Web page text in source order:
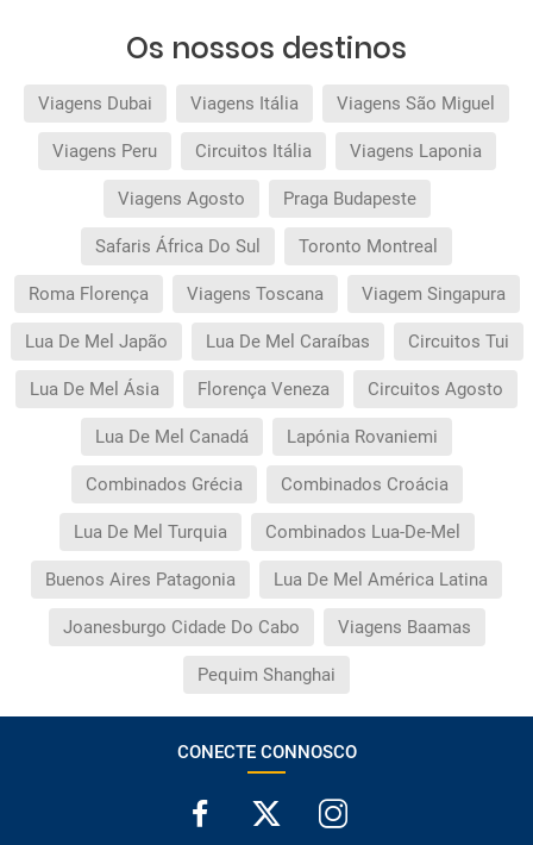
Os nossos destinos
Viagens Dubai Viagens Itália Viagens São Miguel
Viagens Peru Circuitos Itália Viagens Laponia
Viagens Agosto Praga Budapeste
Safaris África Do Sul Toronto Montreal
Roma Florença Viagens Toscana Viagem Singapura
Lua De Mel Japão Lua De Mel Caraíbas Circuitos Tui
Lua De Mel Ásia Florença Veneza Circuitos Agosto
Lua De Mel Canadá Lapónia Rovaniemi
Combinados Grécia Combinados Croácia
Lua De Mel Turquia Combinados Lua-De-Mel
Buenos Aires Patagonia Lua De Mel América Latina
Joanesburgo Cidade Do Cabo Viagens Baamas
Pequim Shanghai
CONECTE CONNOSCO